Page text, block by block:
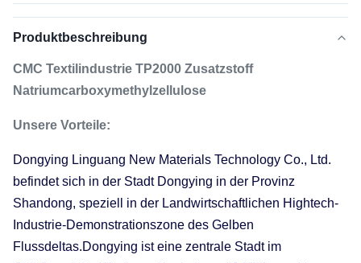
Produktbeschreibung
CMC Textilindustrie TP2000 Zusatzstoff
Natriumcarboxymethylzellulose
Unsere Vorteile:
Dongying Linguang New Materials Technology Co., Ltd.
befindet sich in der Stadt Dongying in der Provinz
Shandong, speziell in der Landwirtschaftlichen Hightech-
Industrie-Demonstrationszone des Gelben
Flussdeltas.Dongying ist eine zentrale Stadt im